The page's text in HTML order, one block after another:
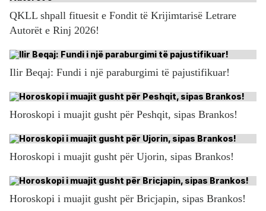
QKLL shpall fituesit e Fondit të Krijimtarisë Letrare
Autorët e Rinj 2026!
Ilir Beqaj: Fundi i një paraburgimi të pajustifikuar!
Horoskopi i muajit gusht për Peshqit, sipas Brankos!
Horoskopi i muajit gusht për Ujorin, sipas Brankos!
Horoskopi i muajit gusht për Bricjapin, sipas Brankos!